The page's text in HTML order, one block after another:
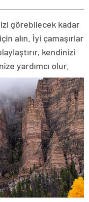
görebilecek kadar
alın. İyi çamaşırlar
kendinizi
yardımcı olur.